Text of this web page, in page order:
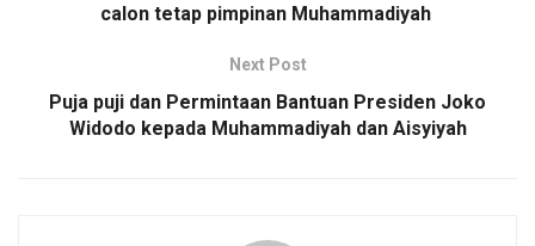
calon tetap pimpinan Muhammadiyah
Next Post
Puja puji dan Permintaan Bantuan Presiden Joko
Widodo kepada Muhammadiyah dan Aisyiyah